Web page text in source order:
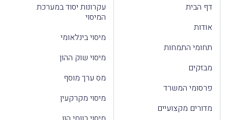
דף הבית
אודות
תחומי התמחות
מבזקים
פרסומי המשרד
מדורים מקצועיים
עקרונות יסוד במערכת
המיסוי
מיסוי בינלאומי
מיסוי שוק ההון
מס ערך מוסף
מיסוי מקרקעין